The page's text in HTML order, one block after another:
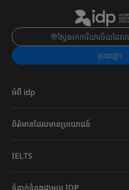
ស្វែងរកការិយាល័យដែ
ចុះ​ឈ្មោះ
អំពី idp
​ព័ត៌មានដែល​មានប្រយោជន៍
IELTS
ទំនាក់ទំនងជាមួយ IDP